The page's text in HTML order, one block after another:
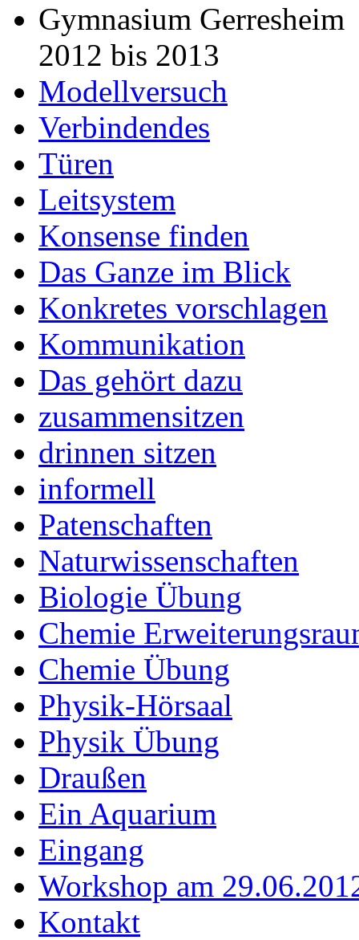
Gymnasium Gerresheim
2012 bis 2013
Modellversuch
Verbindendes
Türen
Leitsystem
Konsense finden
Das Ganze im Blick
Konkretes vorschlagen
Kommunikation
Das gehört dazu
zusammensitzen
drinnen sitzen
informell
Patenschaften
Naturwissenschaften
Biologie Übung
Chemie
Chemie Übung
Physik-Hörsaal
Physik Übung
Draußen
Ein Aquarium
Eingang
Workshop am
Kontakt